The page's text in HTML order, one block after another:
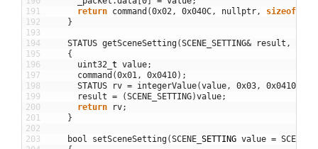
191
192
193
194
195
196
197
198
199
200
201
202
203
return command (0x02, 0x040C, nullptr, sizeof
}
STATUS getSceneSetting(SCENE_SETTING& result ,
{
uint32 t value;
command (0x01, 0x0410) ;
STATUS
rv = integerValue(value, 0x03, 0x0410
result = (SCENE_SETTING)value;
return
rv;
}
bool setSceneSetting(SCENE SETTING value =